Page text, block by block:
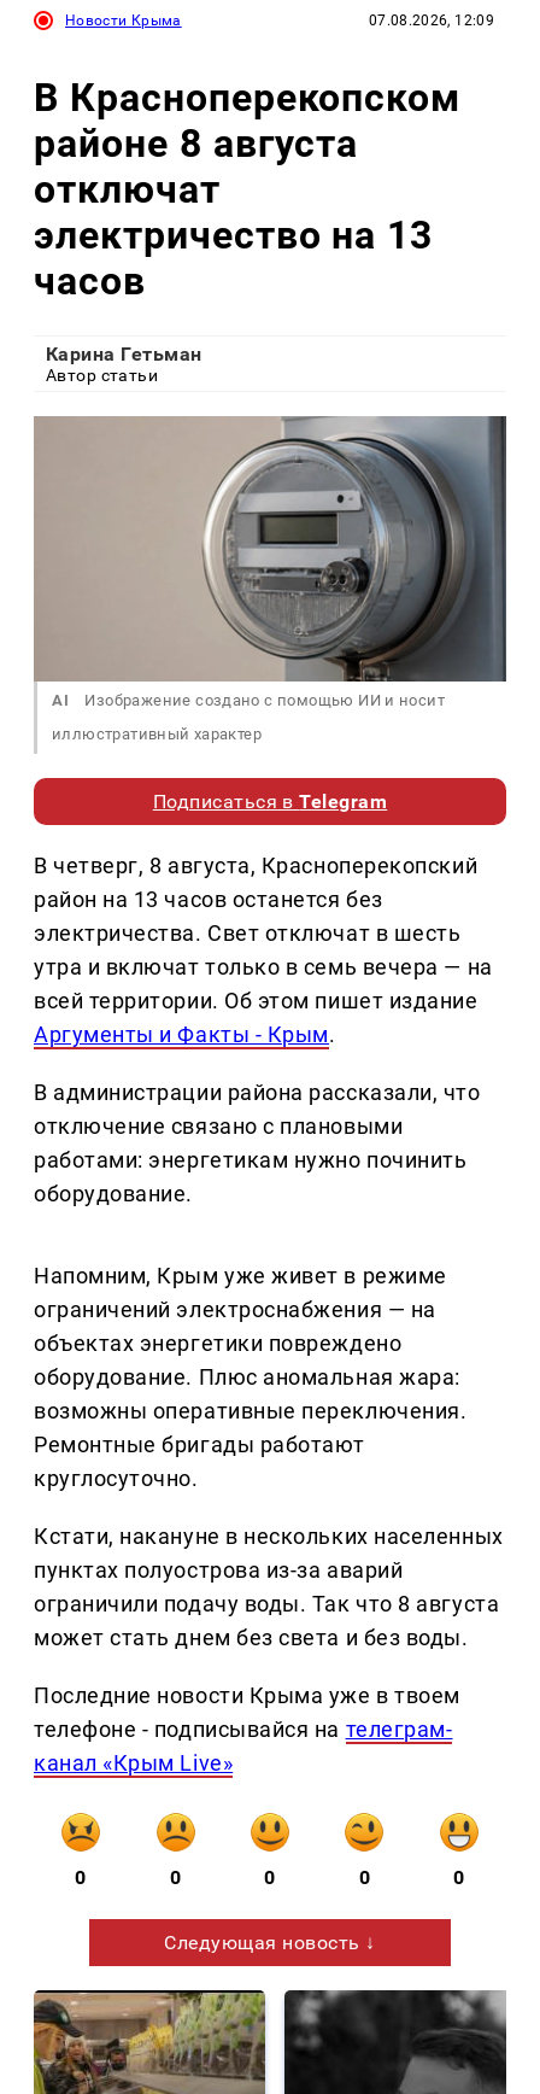
Новости Крыма 07.08.2026, 12:09
В Красноперекопском
районе 8 августа
отключат
электричество на 13
часов
Карина Гетьман
Автор статьи
AI
Изображение создано с помощью ИИ и носит
иллюстративный характер
Подписаться вTelegram
В четверг, 8 августа, Красноперекопский
район на 13 часов останется без
электричества. Свет отключат в шесть
утра и включат только в семь вечера — на
всей территории. Об этом пишет издание
Аргументы и Факты - Крым.
В администрации района рассказали, что
отключение связано с плановыми
работами: энергетикам нужно починить
оборудование.
Напомним, Крым уже живет в режиме
ограничений электроснабжения — на
объектах энергетики повреждено
оборудование. Плюс аномальная жара:
возможны оперативные переключения.
Ремонтные бригады работают
круглосуточно.
Кстати, накануне в нескольких населенных
пунктах полуострова из-за аварий
ограничили подачу воды. Так что 8 августа
может стать днем без света и без воды.
Последние новости Крыма уже в твоем
телефоне - подписывайся на телеграм-
канал «Крым Live»
0 0 0 0 0
Следующая новость ↓